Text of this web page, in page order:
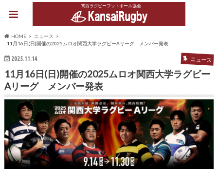
関西ラグビーフットボール協会
HOME
ニュース
11月16日(日)開催の2025ムロオ関西大学ラグビーAリーグ メンバー発表
2025.11.14 ニュース
11月16日(日)開催の2025ムロオ関西大学ラグビー
Aリーグ メンバー発表